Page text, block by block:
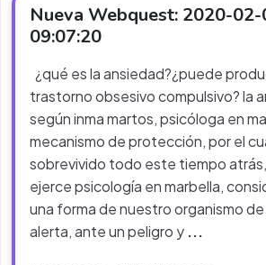
Nueva Webquest: 2020-02-
09:07:20
¿qué es la ansiedad?¿puede
trastorno obsesivo compulsivo? la
según inma martos, psicóloga en
mecanismo de protección, por el
sobrevivido todo este tiempo
ejerce psicología en marbella,
una forma de nuestro organismo
alerta, ante un peligro y ...